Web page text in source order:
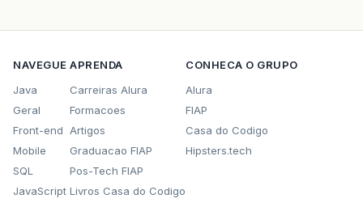
NAVEGUE
Java
Geral
Front-end
Mobile
SQL
JavaScript
APRENDA
Carreiras Alura
Formacoes
Artigos
Graduacao FIAP
Pos-Tech FIAP
Livros Casa do Codigo
CONHECA O GRUPO
Alura
FIAP
Casa do Codigo
Hipsters.tech